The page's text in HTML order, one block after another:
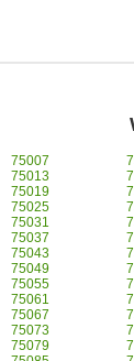
75007
75013
75019
75025
75031
75037
75043
75049
75055
75061
75067
75073
75079